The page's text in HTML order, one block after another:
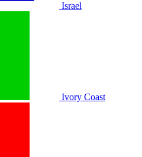
Israel
Ivory Coast